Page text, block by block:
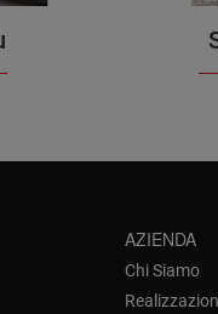
AZIENDA
Chi Siamo